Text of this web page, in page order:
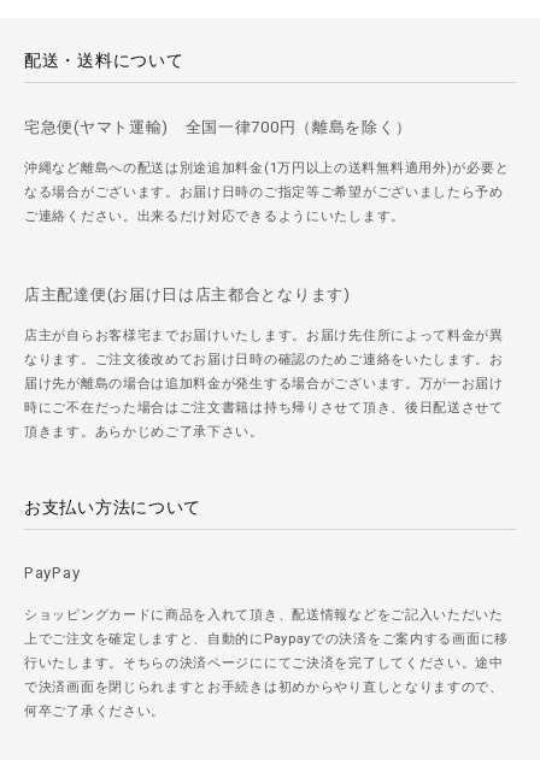
配送・送料について
宅急便(ヤマト運輸) 全国一律700円（離島を除く）
沖縄など離島への配送は別途追加料金(1万円以上の送料無料適用外)が必要と
なる場合がございます。お届け日時のご指定等ご希望がございましたら予め
ご連絡ください。出来るだけ対応できるようにいたします。
店主配達便(お届け日は店主都合となります)
店主が自らお客様宅までお届けいたします。お届け先住所によって料金が異
なります。ご注文後改めてお届け日時の確認のためご連絡をいたします。お
届け先が離島の場合は追加料金が発生する場合がございます。万が一お届け
時にご不在だった場合はご注文書籍は持ち帰りさせて頂き、後日配送させて
頂きます。あらかじめご了承下さい。
お支払い方法について
PayPay
ショッピングカードに商品を入れて頂き、配送情報などをご記入いただいた
上でご注文を確定しますと、自動的にPaypayでの決済をご案内する画面に移
行いたします。そちらの決済ページににてご決済を完了してください。途中
で決済画面を閉じられますとお手続きは初めからやり直しとなりますので、
何卒ご了承ください。